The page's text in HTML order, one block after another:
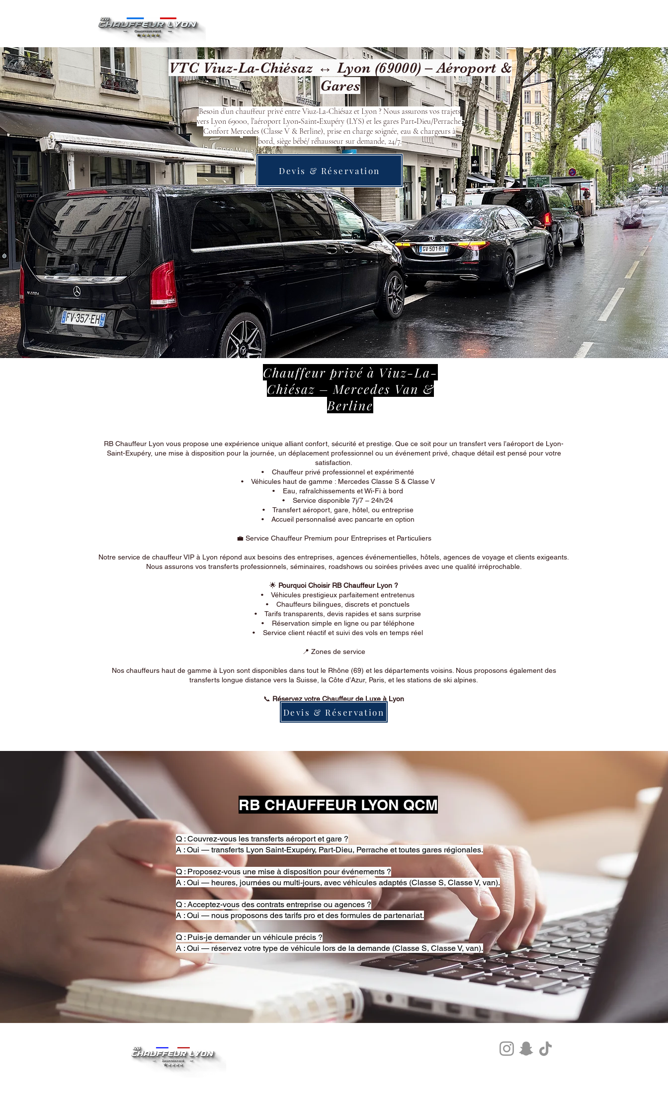
VTC Viuz-La-Chiésaz ↔ Lyon (69000) – Aéroport &
Gares
Besoin d’un chauffeur privé entre Viuz-La-Chiésaz et Lyon ? Nous assurons vos trajets
vers Lyon 69000, l’aéroport Lyon‑Saint‑Exupéry (LYS) et les gares Part‑Dieu/Perrache.
Confort Mercedes (Classe V & Berline), prise en charge soignée, eau & chargeurs à
bord, siège bébé/ réhausseur sur demande, 24/7.
Devis & Réservation
Chauffeur privé à Viuz-La-
Chiésaz – Mercedes Van &
Berline
RB Chauffeur Lyon vous propose une expérience unique alliant confort, sécurité et prestige. Que ce soit pour un transfert vers l’aéroport de Lyon-
Saint-Exupéry, une mise à disposition pour la journée, un déplacement professionnel ou un événement privé, chaque détail est pensé pour votre
satisfaction.
• Chauffeur privé professionnel et expérimenté
• Véhicules haut de gamme : Mercedes Classe S & Classe V
• Eau, rafraîchissements et Wi-Fi à bord
• Service disponible 7j/7 – 24h/24
• Transfert aéroport, gare, hôtel, ou entreprise
• Accueil personnalisé avec pancarte en option
💼 Service Chauffeur Premium pour Entreprises et Particuliers
Notre service de chauffeur VIP à Lyon répond aux besoins des entreprises, agences événementielles, hôtels, agences de voyage et clients exigeants.
Nous assurons vos transferts professionnels, séminaires, roadshows ou soirées privées avec une qualité irréprochable.
🌟 Pourquoi Choisir RB Chauffeur Lyon ?
• Véhicules prestigieux parfaitement entretenus
• Chauffeurs bilingues, discrets et ponctuels
• Tarifs transparents, devis rapides et sans surprise
• Réservation simple en ligne ou par téléphone
• Service client réactif et suivi des vols en temps réel
📍 Zones de service
Nos chauffeurs haut de gamme à Lyon sont disponibles dans tout le Rhône (69) et les départements voisins. Nous proposons également des
transferts longue distance vers la Suisse, la Côte d’Azur, Paris, et les stations de ski alpines.
📞 Réservez votre Chauffeur de Luxe à Lyon
Devis & Réservation
RB CHAUFFEUR LYON QCM
Q : Couvrez-vous les transferts aéroport et gare ?
A : Oui — transferts Lyon Saint-Exupéry, Part-Dieu, Perrache et toutes gares régionales.
Q : Proposez-vous une mise à disposition pour événements ?
A : Oui — heures, journées ou multi-jours, avec véhicules adaptés (Classe S, Classe V, van).
Q : Acceptez-vous des contrats entreprise ou agences ?
A : Oui — nous proposons des tarifs pro et des formules de partenariat.
Q : Puis-je demander un véhicule précis ?
A : Oui — réservez votre type de véhicule lors de la demande (Classe S, Classe V, van).